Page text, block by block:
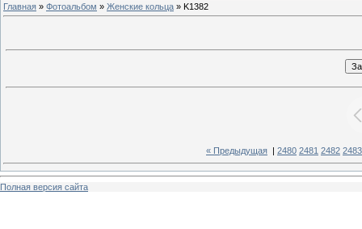
Главная » Фотоальбом » Женские кольца » K1382
« Предыдущая 2480 2481 2482 2483
Полная версия сайта